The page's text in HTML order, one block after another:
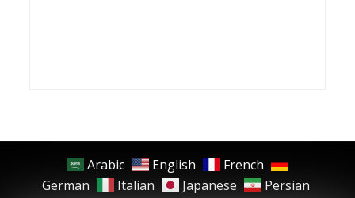
Arabic English
French
German
Italian Japanese
Persian